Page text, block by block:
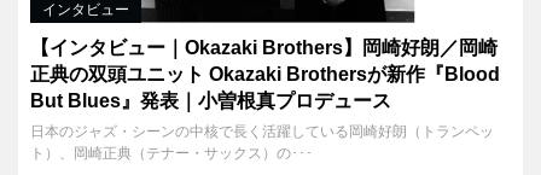
インタビュー
【インタビュー｜Okazaki Brothers】岡崎好朗／岡崎
正典の双頭ユニット Okazaki Brothersが新作『Blood
But Blues』発表｜小曽根真プロデュース
日本のジャズ・シーンの中核で長く活躍している岡崎好朗（トランペッ
ト）、岡崎正典（テナー・サックス）の･･･